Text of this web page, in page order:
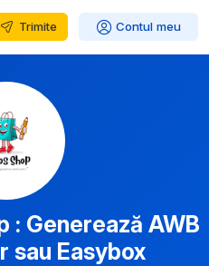
Trimite Contul meu
: Generează AWB
sau Easybox